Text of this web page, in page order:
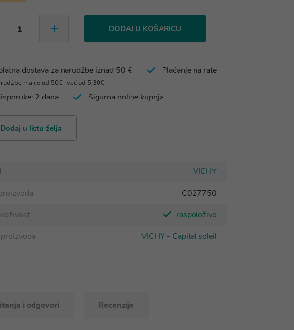
DODAJ U KOŠARICU
dostava za narudžbe iznad 50 €
manje od 50€ : već od 5,30€
Plaćanje na rate
2 dana Sigurna online kupnja
Dodaj u listu želja
VICHY
C027750
raspoloživo
VICHY - Capital soleil
i odgovori Recenzije